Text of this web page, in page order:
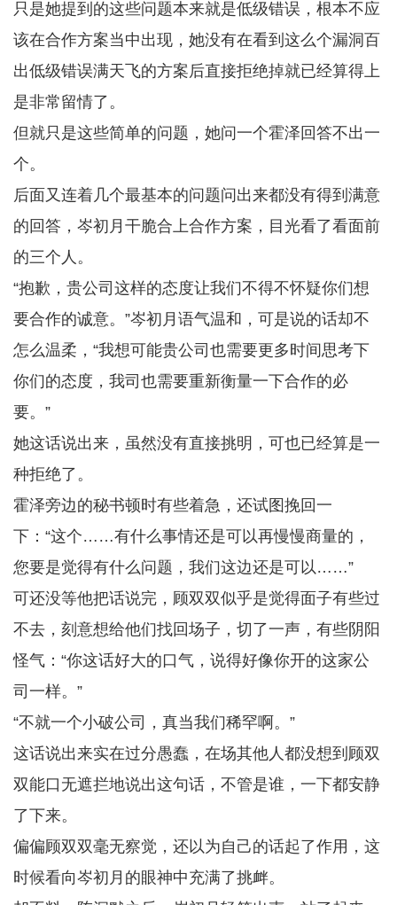
只是她提到的这些问题本来就是低级错误，根本不应
该在合作方案当中出现，她没有在看到这么个漏洞百
出低级错误满天飞的方案后直接拒绝掉就已经算得上
是非常留情了。
但就只是这些简单的问题，她问一个霍泽回答不出一
个。
后面又连着几个最基本的问题问出来都没有得到满意
的回答，岑初月干脆合上合作方案，目光看了看面前
的三个人。
“抱歉，贵公司这样的态度让我们不得不怀疑你们想
要合作的诚意。”岑初月语气温和，可是说的话却不
怎么温柔，“我想可能贵公司也需要更多时间思考下
你们的态度，我司也需要重新衡量一下合作的必
要。”
她这话说出来，虽然没有直接挑明，可也已经算是一
种拒绝了。
霍泽旁边的秘书顿时有些着急，还试图挽回一
下：“这个……有什么事情还是可以再慢慢商量的，
您要是觉得有什么问题，我们这边还是可以……”
可还没等他把话说完，顾双双似乎是觉得面子有些过
不去，刻意想给他们找回场子，切了一声，有些阴阳
怪气：“你这话好大的口气，说得好像你开的这家公
司一样。”
“不就一个小破公司，真当我们稀罕啊。”
这话说出来实在过分愚蠢，在场其他人都没想到顾双
双能口无遮拦地说出这句话，不管是谁，一下都安静
了下来。
偏偏顾双双毫无察觉，还以为自己的话起了作用，这
时候看向岑初月的眼神中充满了挑衅。